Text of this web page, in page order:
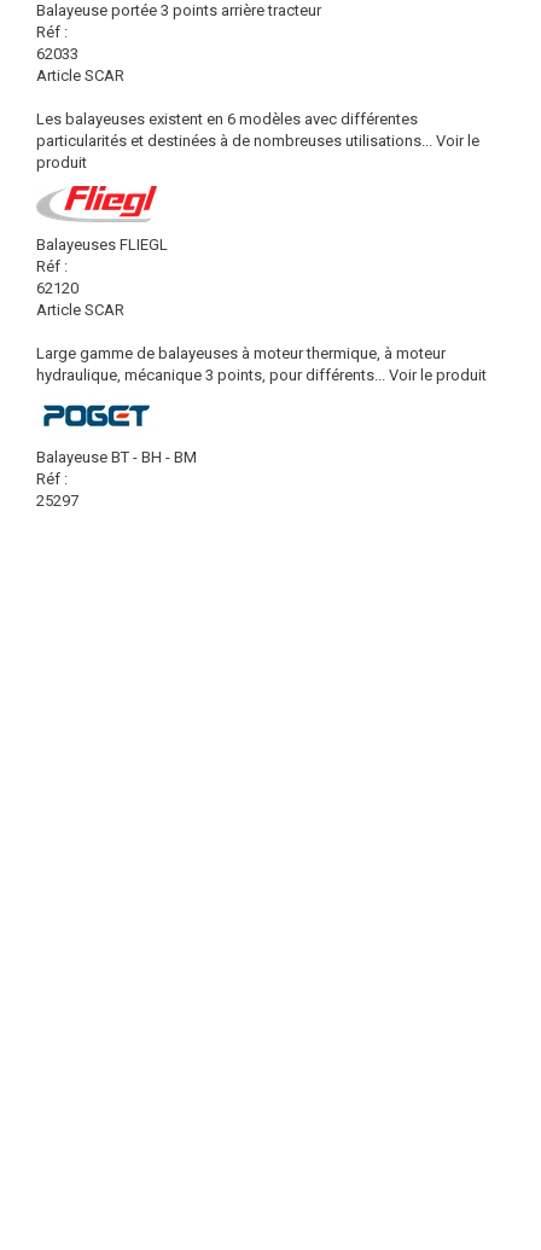
Balayeuse portée 3 points arrière tracteur
Réf :
62033
Article SCAR
Les balayeuses existent en 6 modèles avec différentes
particularités et destinées à de nombreuses utilisations... Voir le
produit
Balayeuses FLIEGL
Réf :
62120
Article SCAR
Large gamme de balayeuses à moteur thermique, à moteur
hydraulique, mécanique 3 points, pour différents... Voir le produit
Balayeuse BT - BH - BM
Réf :
25297